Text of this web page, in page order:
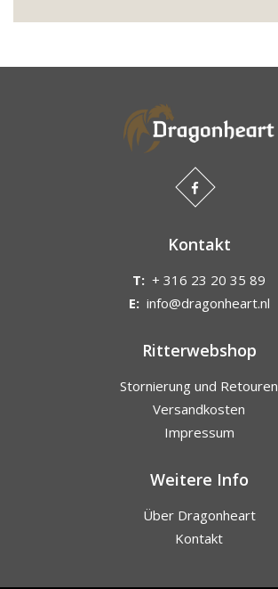
Kontakt
T: + 316 23 20 35 89
E: info@dragonheart.nl
Ritterwebshop
Stornierung und Retouren
Versandkosten
Impressum
Weitere Info
Über Dragonheart
Kontakt